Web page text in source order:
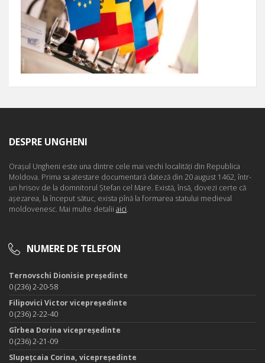
DESPRE UNGHENI
Oraşul Ungheni este una dintre cele mai vechi localităţi din Republica
Moldova. Prima sa atestare documentară dateză din 20 august 1462, într-
un hrisov de la domnitorul Ştefan cel Mare. Există, însă, dovezi certe că
aşezarea, la început sătuc, exista pînă la formarea statului medieval
moldovenesc. Mai multe detalii aici.
NUMERE DE TELEFON
Ternovschi Dionisie președinte
0 (236) 2-20-58
Filipovici Victor vicepreședinte
0 (236) 2-22-40
Gîrbea Dorina vicepreședinte
0 (236) 2-21-09
Slupețcaia Corina, vicepreședinte